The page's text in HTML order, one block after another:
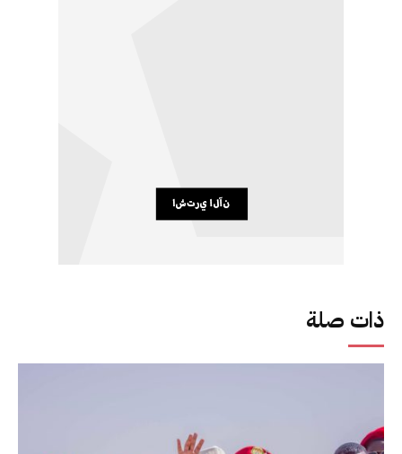
ذات صلة